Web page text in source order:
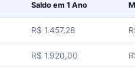
Saldo em 1 Ano
R$ 1.457,28
R$ 1.920,00